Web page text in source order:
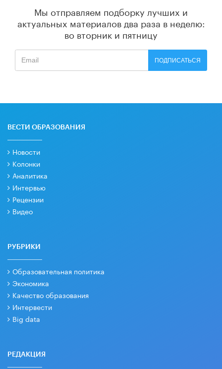
Мы отправляем подборку лучших и
актуальных материалов два раза в неделю:
во вторник и пятницу
ПОДПИСАТЬСЯ
ВЕСТИ ОБРАЗОВАНИЯ
Новости
Колонки
Аналитика
Интервью
Рецензии
Видео
РУБРИКИ
Образовательная политика
Экономика
Качество образования
Интервести
Big data
РЕДАКЦИЯ